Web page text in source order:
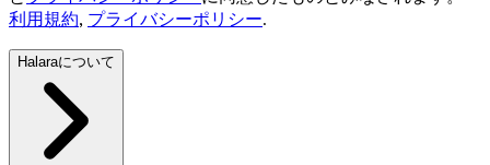
利用規約, プライバシーポリシー.
Halaraについて